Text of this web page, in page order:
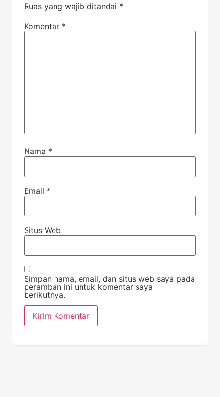
Ruas yang wajib ditandai *
Komentar *
Nama *
Email *
Situs Web
Simpan nama, email, dan situs web saya pada
peramban ini untuk komentar saya
berikutnya.